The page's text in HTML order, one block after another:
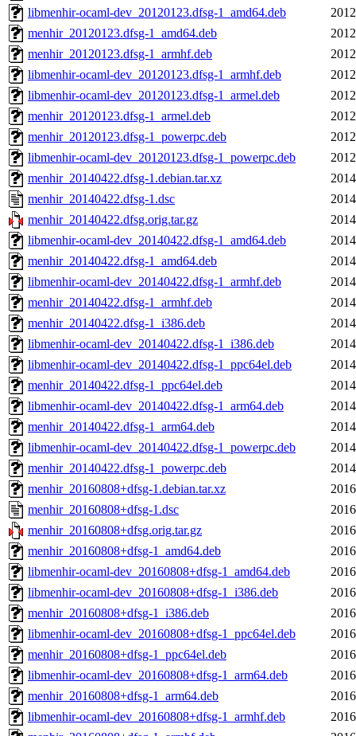
libmenhir-ocaml-dev_20120123.dfsg-1_amd64.deb
menhir_20120123.dfsg-1_amd64.deb
menhir_20120123.dfsg-1_armhf.deb
libmenhir-ocaml-dev_20120123.dfsg-1_armhf.deb
libmenhir-ocaml-dev_20120123.dfsg-1_armel.deb
menhir_20120123.dfsg-1_armel.deb
menhir_20120123.dfsg-1_powerpc.deb
libmenhir-ocaml-dev_20120123.dfsg-1_powerpc.deb
menhir_20140422.dfsg-1.debian.tar.xz
menhir_20140422.dfsg-1.dsc
menhir_20140422.dfsg.orig.tar.gz
libmenhir-ocaml-dev_20140422.dfsg-1_amd64.deb
menhir_20140422.dfsg-1_amd64.deb
libmenhir-ocaml-dev_20140422.dfsg-1_armhf.deb
menhir_20140422.dfsg-1_armhf.deb
menhir_20140422.dfsg-1_i386.deb
libmenhir-ocaml-dev_20140422.dfsg-1_i386.deb
libmenhir-ocaml-dev_20140422.dfsg-1_ppc64el.deb
menhir_20140422.dfsg-1_ppc64el.deb
libmenhir-ocaml-dev_20140422.dfsg-1_arm64.deb
menhir_20140422.dfsg-1_arm64.deb
libmenhir-ocaml-dev_20140422.dfsg-1_powerpc.deb
menhir_20140422.dfsg-1_powerpc.deb
menhir_20160808+dfsg-1.debian.tar.xz
menhir_20160808+dfsg-1.dsc
menhir_20160808+dfsg.orig.tar.gz
menhir_20160808+dfsg-1_amd64.deb
libmenhir-ocaml-dev_20160808+dfsg-1_amd64.deb
libmenhir-ocaml-dev_20160808+dfsg-1_i386.deb
menhir_20160808+dfsg-1_i386.deb
libmenhir-ocaml-dev_20160808+dfsg-1_ppc64el.deb
menhir_20160808+dfsg-1_ppc64el.deb
libmenhir-ocaml-dev_20160808+dfsg-1_arm64.deb
menhir_20160808+dfsg-1_arm64.deb
libmenhir-ocaml-dev_20160808+dfsg-1_armhf.deb